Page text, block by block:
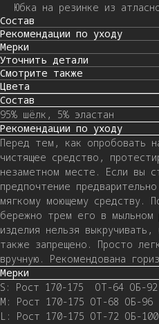
Юбка на резинке из
Состав
Рекомендации по уходу
Мерки
Уточнить детали
Смотрите также
Цвета
Состав
95% шёлк, 5% эластан
Рекомендации по уходу
Перед тем, как опробовать
чистящее средство,
незаметном месте. Если вы
предпочтение
мягкому моющему средству.
бережно трем его в мыльном
изделия нельзя выкручивать,
также запрещено. Просто
вручную. Рекомендована
Мерки
S: Рост 170-175 ОТ-64 ОБ-92
M: Рост 170-175 ОТ-68 ОБ-96
L: Рост 170-175 ОТ-72 ОБ-100